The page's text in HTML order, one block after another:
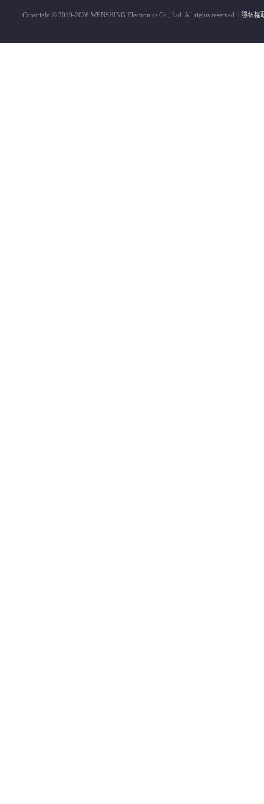
Copyright © 2019-2026 WENSHING Electronics Co., Ltd. All rights reserved. | 隱私權